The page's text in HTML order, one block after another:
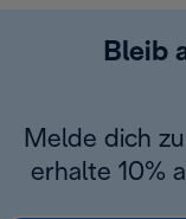
Bleib
Melde dich
erhalte 10%